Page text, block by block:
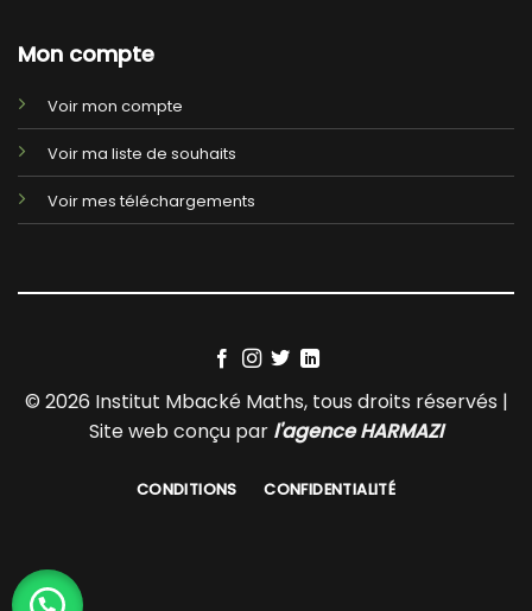
Mon compte
Voir mon compte
Voir ma liste de souhaits
Voir mes téléchargements
© 2026 Institut Mbacké Maths, tous droits réservés |
Site web conçu par l'agence HARMAZI
CONDITIONS CONFIDENTIALITÉ